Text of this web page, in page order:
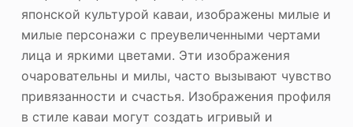
японской культурой каваи, изображены милые и
милые персонажи с преувеличенными чертами
лица и яркими цветами. Эти изображения
очаровательны и милы, часто вызывают чувство
привязанности и счастья. Изображения профиля
в стиле каваи могут создать игривый и